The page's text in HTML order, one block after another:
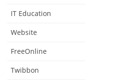
IT Education
Website
FreeOnline
Twibbon